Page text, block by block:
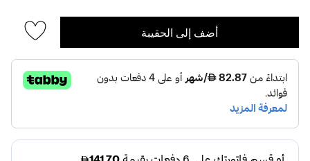
أضف إلى الحقيبة